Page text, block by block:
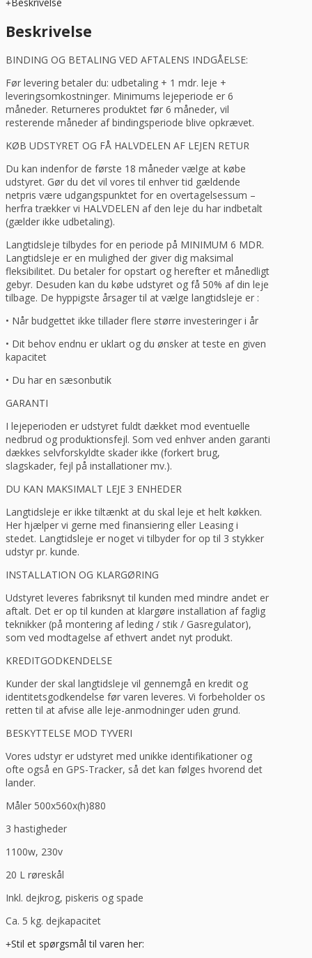
hvid
fra
antal
Beskrivelse
BINDING OG BETALING VED AFTALENS INDGÅELSE:
Før levering betaler du: udbetaling + 1 mdr. leje +
leveringsomkostninger. Minimums lejeperiode er 6
måneder. Returneres produktet før 6 måneder, vil
resterende måneder af bindingsperiode blive opkrævet.
KØB UDSTYRET OG FÅ HALVDELEN AF LEJEN RETUR
Du kan indenfor de første 18 måneder vælge at købe
udstyret. Gør du det vil vores til enhver tid gældende
netpris være udgangspunktet for en overtagelsessum –
herfra trækker vi HALVDELEN af den leje du har indbetalt
(gælder ikke udbetaling).
Langtidsleje tilbydes for en periode på MINIMUM 6 MDR.
Langtidsleje er en mulighed der giver dig maksimal
fleksibilitet. Du betaler for opstart og herefter et månedligt
gebyr. Desuden kan du købe udstyret og få 50% af din leje
tilbage. De hyppigste årsager til at vælge langtidsleje er :
• Når budgettet ikke tillader flere større investeringer i år
• Dit behov endnu er uklart og du ønsker at teste en given
kapacitet
• Du har en sæsonbutik
GARANTI
I lejeperioden er udstyret fuldt dækket mod eventuelle
nedbrud og produktionsfejl. Som ved enhver anden garanti
dækkes selvforskyldte skader ikke (forkert brug,
slagskader, fejl på installationer mv.).
DU KAN MAKSIMALT LEJE 3 ENHEDER
Langtidsleje er ikke tiltænkt at du skal leje et helt køkken.
Her hjælper vi gerne med finansiering eller Leasing i
stedet. Langtidsleje er noget vi tilbyder for op til 3 stykker
udstyr pr. kunde.
INSTALLATION OG KLARGØRING
Udstyret leveres fabriksnyt til kunden med mindre andet er
aftalt. Det er op til kunden at klargøre installation af faglig
teknikker (på montering af leding / stik / Gasregulator),
som ved modtagelse af ethvert andet nyt produkt.
KREDITGODKENDELSE
Kunder der skal langtidsleje vil gennemgå en kredit og
identitetsgodkendelse før varen leveres. Vi forbeholder os
retten til at afvise alle leje-anmodninger uden grund.
BESKYTTELSE MOD TYVERI
Vores udstyr er udstyret med unikke identifikationer og
ofte også en GPS-Tracker, så det kan følges hvorend det
lander.
Måler 500x560x(h)880
3 hastigheder
1100w, 230v
20 L røreskål
Inkl. dejkrog, piskeris og spade
Ca. 5 kg. dejkapacitet
Stil et spørgsmål til varen her: